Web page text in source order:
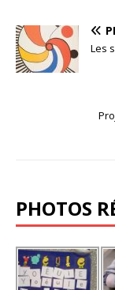
Les
PHOTOS